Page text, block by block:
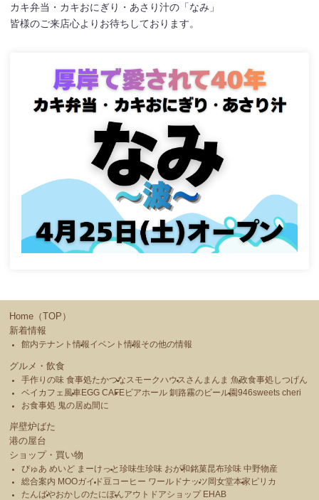
カキ弁当・カキおにぎり・あさり汁の「なみ」
皆様のご来店心よりお待ちしております。
Home（TOP）
新着情報
館内テナント情報イベント情報その他の情報
グルメ・飲食
手作りの味 食事処たかつな スモークハウス さんまんま 魚政食事処しつげん
ベイカフェ風車EGG CAFEビアホール 釧路霧のビール園946sweets cheri
お食事処 鬼の居ぬ間に
岸壁炉ばた
港の屋台
ショップ・買い物
ぴゅあ めいど まーけっと珍味生珍味 おが和銘菓昆布珍味 中野物産
総合案内 MOOガイド豆コーヒー ワールドナッツ 岡女堂本家 ピリカ
たんばやおかしのたにぽんアウトドアショップ EHAB